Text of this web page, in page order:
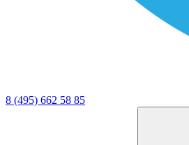
8 (495) 662 58 85